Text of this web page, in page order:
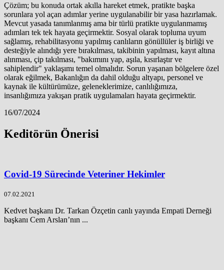
Çözüm; bu konuda ortak akılla hareket etmek, pratikte başka
sorunlara yol açan adımlar yerine uygulanabilir bir yasa hazırlamak.
Mevcut yasada tanımlanmış ama bir türlü pratikte uygulanmamış
adımları tek tek hayata geçirmektir. Sosyal olarak topluma uyum
sağlamış, rehabilitasyonu yapılmış canlıların gönüllüler iş birliği ve
desteğiyle alındığı yere bırakılması, takibinin yapılması, kayıt altına
alınması, çip takılması, "bakımını yap, aşıla, kısırlaştır ve
sahiplendir" yaklaşımı temel olmalıdır. Sorun yaşanan bölgelere özel
olarak eğilmek, Bakanlığın da dahil olduğu altyapı, personel ve
kaynak ile kültürümüze, geleneklerimize, canlılığımıza,
insanlığımıza yakışan pratik uygulamaları hayata geçirmektir.
16/07/2024
Keditörün Önerisi
Covid-19 Sürecinde Veteriner Hekimler
07.02.2021
Kedvet başkanı Dr. Tarkan Özçetin canlı yayında Empati Derneği
başkanı Cem Arslan’nın ...